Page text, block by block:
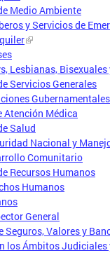
Medio Ambiente
y Servicios de
Lesbianas,
Servicios Generales
Gubernamentales
Atención Médica
Salud
Nacional y
Comunitario
Recursos Humanos
Humanos
General
Seguros, Valores y
los Ámbitos